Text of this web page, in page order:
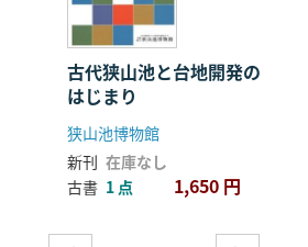
古代狭山池と台地開発の
はじまり
狭山池博物館
新刊 在庫なし
古書 1 点 1,650 円